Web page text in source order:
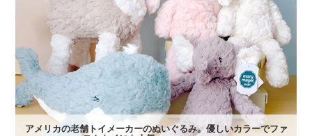
アメリカの老舗トイメーカーのぬいぐるみ。優しいカラーでファ